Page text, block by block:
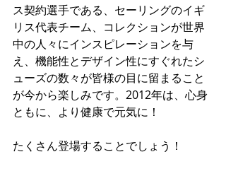
ス契約選手である、セーリングのイギ
リス代表チーム、コレクションが世界
中の人々にインスピレーションを与
え、機能性とデザイン性にすぐれたシ
ューズの数々が皆様の目に留まること
が今から楽しみです。2012年は、心身
ともに、より健康で元気に！
たくさん登場することでしょう！